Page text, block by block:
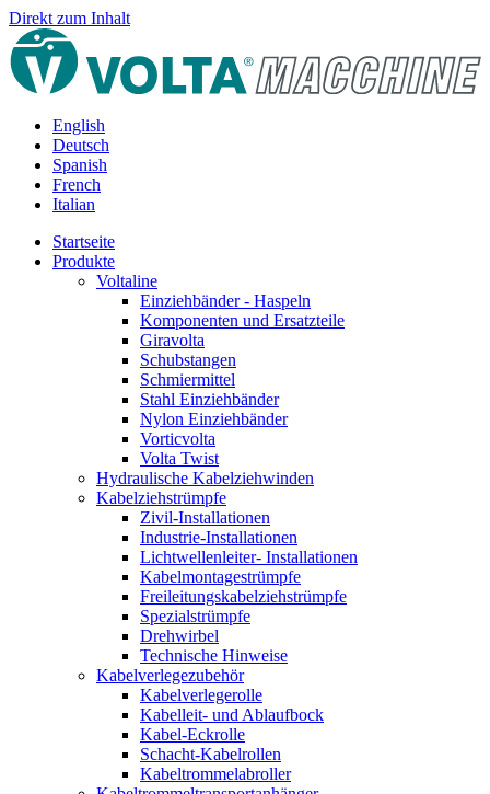
Direkt zum Inhalt
English
Deutsch
Spanish
French
Italian
Startseite
Produkte
Voltaline
Einziehbänder - Haspeln
Komponenten und Ersatzteile
Giravolta
Schubstangen
Schmiermittel
Stahl Einziehbänder
Nylon Einziehbänder
Vorticvolta
Volta Twist
Hydraulische Kabelziehwinden
Kabelziehstrümpfe
Zivil-Installationen
Industrie-Installationen
Lichtwellenleiter- Installationen
Kabelmontagestrümpfe
Freileitungskabelziehstrümpfe
Spezialstrümpfe
Drehwirbel
Technische Hinweise
Kabelverlegezubehör
Kabelverlegerolle
Kabelleit- und Ablaufbock
Kabel-Eckrolle
Schacht-Kabelrollen
Kabeltrommelabroller